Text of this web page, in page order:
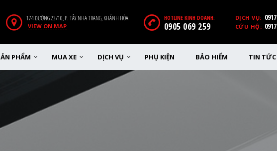
DỊCH VỤ:
CỨU HỘ:
HOTLINE KINH DOANH:
0905 069 259
174 ĐƯỜNG 23/10, P. TÂY NHA TRANG, KHÁNH HÒA
VIEW ON MAP
PHẨM MUA XE DỊCH VỤ PHỤ KIỆN BẢO HIỂM TIN TỨC